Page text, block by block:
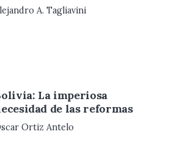
A. Tagliavini
La imperiosa
de las reformas
Ortiz Antelo